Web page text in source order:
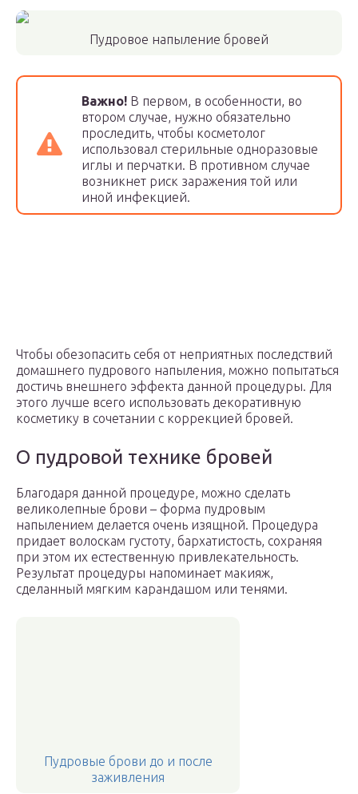
Пудровое напыление бровей
Важно! В первом, в особенности, во
втором случае, нужно обязательно
проследить, чтобы косметолог
использовал стерильные одноразовые
иглы и перчатки. В противном случае
возникнет риск заражения той или
иной инфекцией.
Чтобы обезопасить себя от неприятных последствий
домашнего пудрового напыления, можно попытаться
достичь внешнего эффекта данной процедуры. Для
этого лучше всего использовать декоративную
косметику в сочетании с коррекцией бровей.
О пудровой технике бровей
Благодаря данной процедуре, можно сделать
великолепные брови – форма пудровым
напылением делается очень изящной. Процедура
придает волоскам густоту, бархатистость, сохраняя
при этом их естественную привлекательность.
Результат процедуры напоминает макияж,
сделанный мягким карандашом или тенями.
Пудровые брови до и после
заживления